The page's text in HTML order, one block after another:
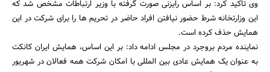
وی تاکید کرد: بر اساس رایزنی صورت گرفته با وزیر ارتباطات مشخص شد که
این وزارتخانه شرط حضور نیافتن افراد حاضر در تحریم ها را برای شرکت در این
همایش حذف کرده است.
نماینده مردم بروجرد در مجلس ادامه داد: بر این اساس، همایش ایران کانکت
به عنوان یک همایش عادی بین المللی با امکان شرکت همه فعالان در شهریور